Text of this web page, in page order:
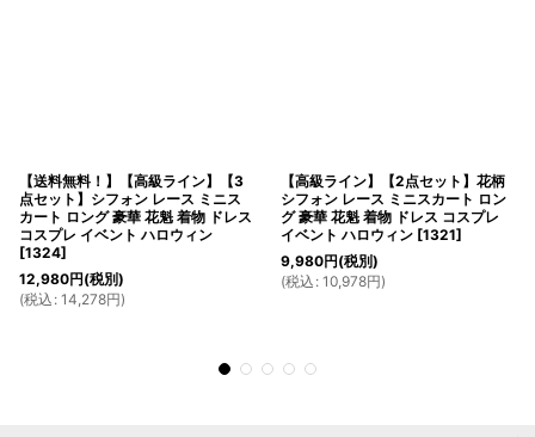
【送料無料！】【高級ライン】【3
点セット】シフォン レース ミニス
カート ロング 豪華 花魁 着物 ドレス
コスプレ イベント ハロウィン
[1324]
12,980円(税別)
(税込 : 14,278円)
【高級ライン】【2点セット】花柄
シフォン レース ミニスカート ロン
グ 豪華 花魁 着物 ドレス コスプレ
イベント ハロウィン [1321]
9,980円(税別)
(税込 : 10,978円)